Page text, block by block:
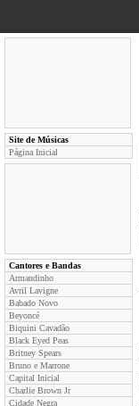
Site de Músicas
Página Inicial
Cantores e Bandas
Armandinho
Avril Lavigne
Babado Novo
Beyoncé
Biquini Cavadão
Black Eyed Peas
Britney Spears
Bruno e Marrone
Capital Inicial
Charlie Brown Jr
Cidade Negra